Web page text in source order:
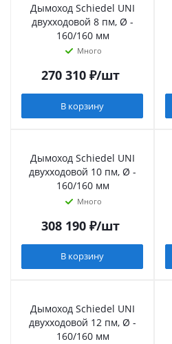
Дымоход Schiedel UNI
двухходовой 8 пм, Ø -
160/160 мм
Много
270 310₽/шт
В корзину
Дымоход Schiedel UNI
двухходовой 10 пм, Ø -
160/160 мм
Много
308 190₽/шт
В корзину
Дымоход Schiedel UNI
двухходовой 12 пм, Ø -
160/160 мм